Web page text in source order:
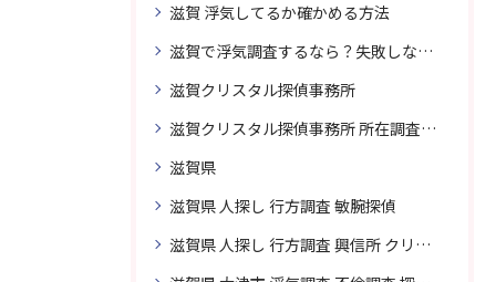
滋賀 浮気してるか確かめる方法
滋賀で浮気調査するなら？失敗しない探偵の選び方
滋賀クリスタル探偵事務所
滋賀クリスタル探偵事務所 所在調査 得意
滋賀県
滋賀県 人探し 行方調査 敏腕探偵
滋賀県 人探し 行方調査 興信所 クリスタル探偵がおすすめ